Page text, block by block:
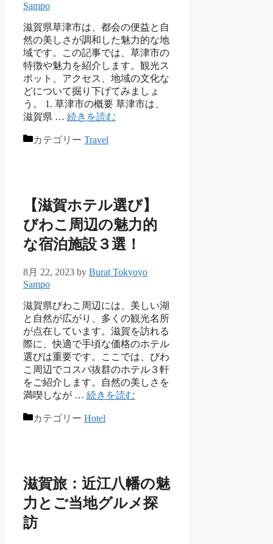
Sampo
滋賀県草津市は、都会の便益と自
然の美しさが調和した魅力的な地
域です。この記事では、草津市の
特徴や魅力を紹介します。観光ス
ポット、アクセス、地域の文化な
どについて掘り下げてみましょ
う。 1. 草津市の概要 草津市は、
滋賀県 … 続きを読む
カテゴリー Travel
【滋賀ホテル選び】
びわこ周辺の魅力的
な宿泊施設３選！
8月 22, 2023 by Burat Tokyoyo
Sampo
滋賀県びわこ周辺には、美しい湖
と自然が広がり、多くの観光名所
が点在しています。滋賀を訪れる
際に、快適で手頃な価格のホテル
選びは重要です。ここでは、びわ
こ周辺でコスパ抜群のホテル３軒
をご紹介します。自然の美しさを
満喫しなが … 続きを読む
カテゴリー Hotel
滋賀旅：近江八幡の魅
力とご当地グルメ探
訪